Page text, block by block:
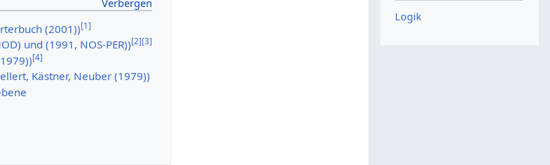
(2001))[1]
und (1991, NOS-PER))[2][3]
[4]
Kästner, Neuber (1979))
Logik